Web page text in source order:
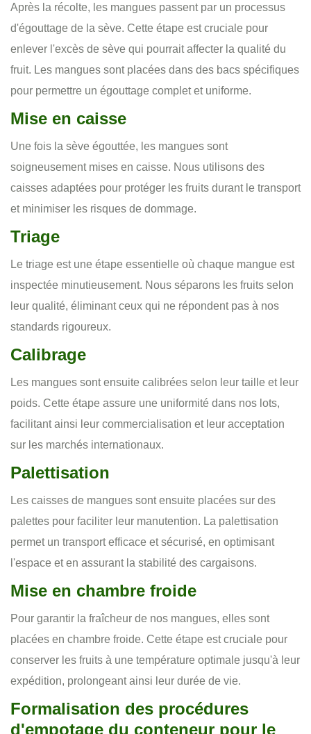
Après la récolte, les mangues passent par un processus
d'égouttage de la sève. Cette étape est cruciale pour
enlever l'excès de sève qui pourrait affecter la qualité du
fruit. Les mangues sont placées dans des bacs spécifiques
pour permettre un égouttage complet et uniforme.
Mise en caisse
Une fois la sève égouttée, les mangues sont
soigneusement mises en caisse. Nous utilisons des
caisses adaptées pour protéger les fruits durant le transport
et minimiser les risques de dommage.
Triage
Le triage est une étape essentielle où chaque mangue est
inspectée minutieusement. Nous séparons les fruits selon
leur qualité, éliminant ceux qui ne répondent pas à nos
standards rigoureux.
Calibrage
Les mangues sont ensuite calibrées selon leur taille et leur
poids. Cette étape assure une uniformité dans nos lots,
facilitant ainsi leur commercialisation et leur acceptation
sur les marchés internationaux.
Palettisation
Les caisses de mangues sont ensuite placées sur des
palettes pour faciliter leur manutention. La palettisation
permet un transport efficace et sécurisé, en optimisant
l'espace et en assurant la stabilité des cargaisons.
Mise en chambre froide
Pour garantir la fraîcheur de nos mangues, elles sont
placées en chambre froide. Cette étape est cruciale pour
conserver les fruits à une température optimale jusqu'à leur
expédition, prolongeant ainsi leur durée de vie.
Formalisation des procédures
d'empotage du conteneur pour le